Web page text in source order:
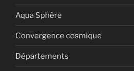
Aqua Sphère
Convergence cosmique
Départements